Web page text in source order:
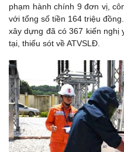
phạm hành chính 9 đơn vị,
với tổng số tiền 164 triệu
xây dựng đã có 367 kiến nghị
tại, thiếu sót về ATVSLĐ.